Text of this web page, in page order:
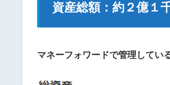
資産総額：約２億１
マネーフォワードで管理してい